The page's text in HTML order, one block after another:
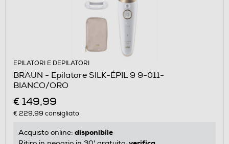
EPILATORI E DEPILATORI
BRAUN - Epilatore SILK-ÉPIL 9 9-011-
BIANCO/ORO
€ 149,99
€ 229,99 consigliato
Acquisto online: disponibile